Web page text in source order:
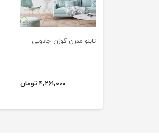
تابلو مدرن گوزن جادویی
۴,۲۶۱,۰۰۰ تومان